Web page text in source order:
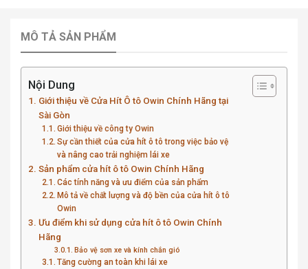
MÔ TẢ SẢN PHẨM
Nội Dung
Giới thiệu về Cửa Hít Ô tô Owin Chính Hãng tại
Sài Gòn
Giới thiệu về công ty Owin
Sự cần thiết của cửa hít ô tô trong việc bảo vệ
và nâng cao trải nghiệm lái xe
Sản phẩm cửa hít ô tô Owin Chính Hãng
Các tính năng và ưu điểm của sản phẩm
Mô tả về chất lượng và độ bền của cửa hít ô tô
Owin
Ưu điểm khi sử dụng cửa hít ô tô Owin Chính
Hãng
Bảo vệ sơn xe và kính chắn gió
Tăng cường an toàn khi lái xe